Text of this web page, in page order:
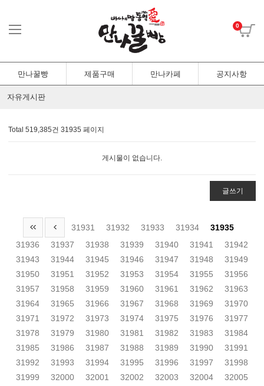
0
만나꿀빵 제품구매 만나카페 공지사항
자유게시판
Total 519,385건 31935 페이지
게시물이 없습니다.
글쓰기
31931 31932 31933 31934
31935
31936
31937 31938 31939 31940 31941
31942
31943
31944 31945 31946 31947 31948
31949
31950
31951 31952 31953 31954 31955
31956
31957
31958 31959 31960 31961 31962
31963
31964
31965 31966 31967 31968 31969
31970
31971
31972 31973 31974 31975 31976
31977
31978
31979 31980 31981 31982 31983
31984
31985
31986 31987 31988 31989 31990
31991
31992
31993 31994 31995 31996 31997
31998
31999
32000 32001 32002 32003 32004
32005